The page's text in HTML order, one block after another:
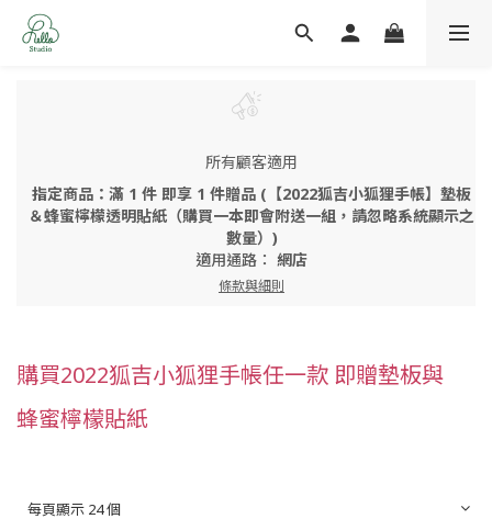
所有顧客適用
指定商品：滿 1 件 即享 1 件贈品 (【2022狐吉小狐狸手帳】墊板
＆蜂蜜檸檬透明貼紙（購買一本即會附送一組，請忽略系統顯示之
數量）)
適用通路： 網店
條款與細則
購買2022狐吉小狐狸手帳任一款 即贈墊板與
蜂蜜檸檬貼紙
每頁顯示 24 個